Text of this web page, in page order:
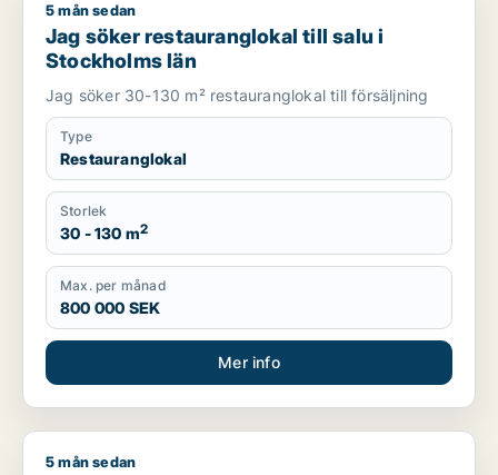
Jag söker restauranglokal till salu i Stockholms län
5 mån sedan
Jag söker restauranglokal till salu i
Stockholms län
Jag söker 30-130 m² restauranglokal till försäljning
Type
Restauranglokal
Storlek
30 - 130 m2
Max. per månad
800 000 SEK
Mer info
Andi söker lager, fastighetsmark, bostadsfastighet eller
5 mån sedan